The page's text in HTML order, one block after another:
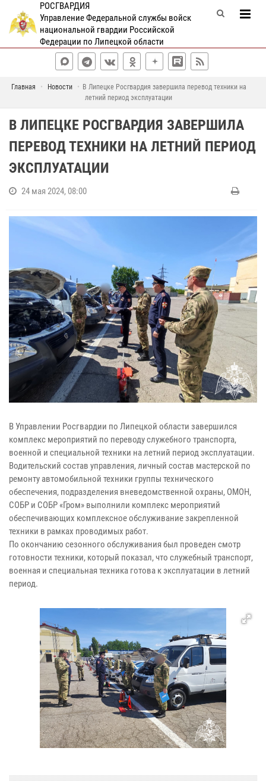
РОСГВАРДИЯ
Управление Федеральной службы войск
национальной гвардии Российской
Федерации по Липецкой области
Главная Новости
В Липецке Росгвардия завершила перевод техники на
летний период эксплуатации
В ЛИПЕЦКЕ РОСГВАРДИЯ ЗАВЕРШИЛА
ПЕРЕВОД ТЕХНИКИ НА ЛЕТНИЙ ПЕРИОД
ЭКСПЛУАТАЦИИ
24 мая 2024, 08:00
В Управлении Росгвардии по Липецкой области завершился
комплекс мероприятий по переводу служебного транспорта,
военной и специальной техники на летний период эксплуатации.
Водительский состав управления, личный состав мастерской по
ремонту автомобильной техники группы технического
обеспечения, подразделения вневедомственной охраны, ОМОН,
СОБР и СОБР «Гром» выполнили комплекс мероприятий
обеспечивающих комплексное обслуживание закрепленной
техники в рамках проводимых работ.
По окончанию сезонного обслуживания был проведен смотр
готовности техники, который показал, что служебный транспорт,
военная и специальная техника готова к эксплуатации в летний
период.